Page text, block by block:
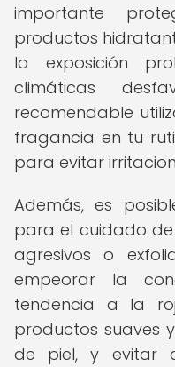
importante
productos
la exposición
climáticas
recomendable
fragancia en tu
para evitar
Además, es
para el cuidado
agresivos o
empeorar la
tendencia a la
productos suaves
de piel, y evitar